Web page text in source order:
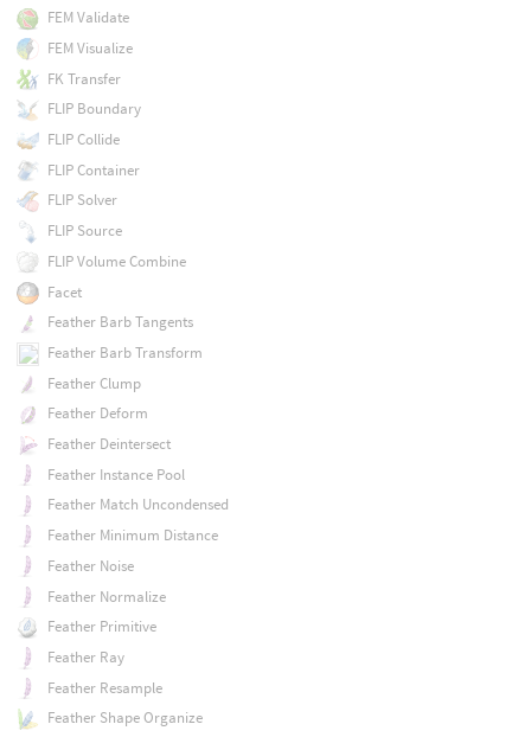
FEM Validate
FEM Visualize
FK Transfer
FLIP Boundary
FLIP Collide
FLIP Container
FLIP Solver
FLIP Source
FLIP Volume Combine
Facet
Feather Barb Tangents
Feather Barb Transform
Feather Clump
Feather Deform
Feather Deintersect
Feather Instance Pool
Feather Match Uncondensed
Feather Minimum Distance
Feather Noise
Feather Normalize
Feather Primitive
Feather Ray
Feather Resample
Feather Shape Organize